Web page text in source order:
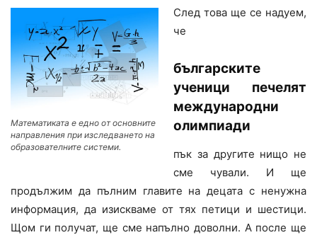
Математиката е едно от основните
направления при изследването на
образователните системи.
След това ще се надуем,
че
българските
ученици печелят
международни
олимпиади
пък за другите нищо не
сме чували. И ще
продължим да пълним главите на децата с ненужна
информация, да изискваме от тях петици и шестици.
Щом ги получат, ще сме напълно доволни. А после ще